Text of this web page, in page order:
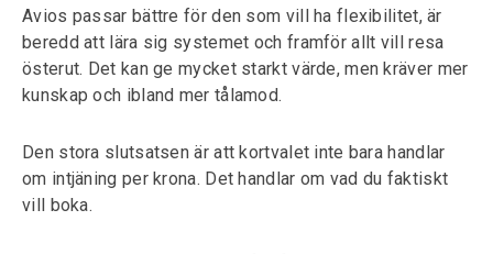
Avios passar bättre för den som vill ha flexibilitet, är
beredd att lära sig systemet och framför allt vill resa
österut. Det kan ge mycket starkt värde, men kräver mer
kunskap och ibland mer tålamod.
Den stora slutsatsen är att kortvalet inte bara handlar
om intjäning per krona. Det handlar om vad du faktiskt
vill boka.